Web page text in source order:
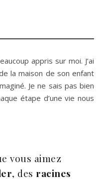
appris sur moi. J’ai
la maison de son enfant
Je ne sais pas bien
étape d’une vie nous
vous aimez
, des racines